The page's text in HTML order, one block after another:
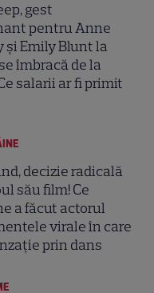
gest
pentru Anne
și Emily Blunt la
îmbracă de la
salarii ar fi primit
decizie radicală
său film! Ce
a făcut actorul
virale în care
prin dans